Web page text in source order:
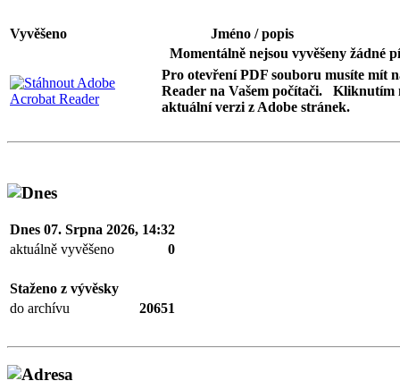
Vyvěšeno
Jméno / popis
Momentálně nejsou vyvěšeny žádné
Pro otevření PDF souboru musíte mít
Reader na Vašem počítači. Kliknutím
aktuální verzi z Adobe stránek.
Dnes 07. Srpna 2026, 14:32
aktuálně vyvěšeno
0
Staženo z vývěsky
do archívu
20651